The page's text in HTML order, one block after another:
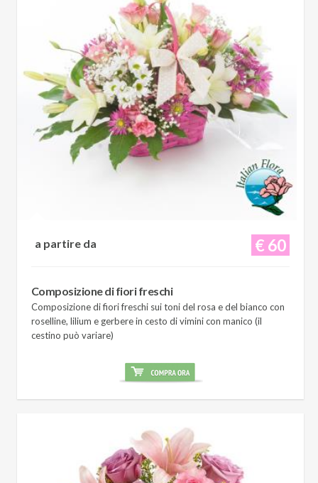
€ 60
a partire da
Composizione di fiori freschi
Composizione di fiori freschi sui toni del rosa e del bianco con
roselline, lilium e gerbere in cesto di vimini con manico (il
cestino può variare)